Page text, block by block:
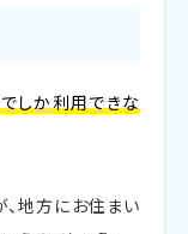
しか利用できな
地方にお住まい